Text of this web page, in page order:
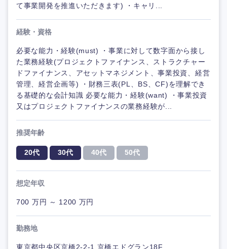
て事業開発を推進いただきます) ・キャリ...
経験・資格
必要な能力・経験(must) ・事業に対して数字面から接し
た業務経験(プロジェクトファイナンス、ストラクチャー
ドファイナンス、アセットマネジメント、事業投資、経営
管理、経営企画等) ・財務三表(PL、BS、CF)を理解でき
る基礎的な会計知識 必要な能力・経験(want) ・事業投資
又はプロジェクトファイナンスの業務経験が...
推奨年齢
20代 30代 40代 50代
想定年収
700 万円 ～ 1200 万円
勤務地
東京都中央区京橋2-2-1 京橋エドグラン18F